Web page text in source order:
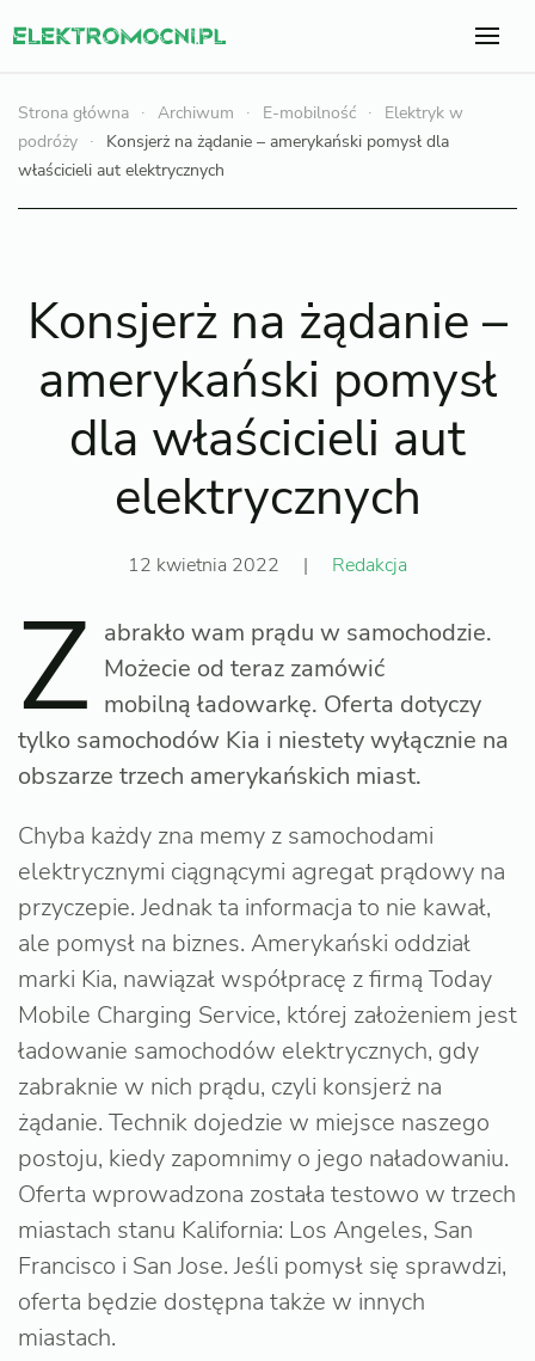
Strona główna Archiwum E-mobilność
Elektryk w
podróży
Konsjerż na żądanie – amerykański pomysł dla
właścicieli aut elektrycznych
Konsjerż na żądanie –
amerykański pomysł
dla właścicieli aut
elektrycznych
12 kwietnia 2022 | Redakcja
Z abrakło wam prądu w samochodzie.
Możecie od teraz zamówić
mobilną ładowarkę. Oferta dotyczy
tylko samochodów Kia i niestety wyłącznie na
obszarze trzech amerykańskich miast.
Chyba każdy zna memy z samochodami
elektrycznymi ciągnącymi agregat prądowy na
przyczepie. Jednak ta informacja to nie kawał,
ale pomysł na biznes. Amerykański oddział
marki Kia, nawiązał współpracę z firmą Today
Mobile Charging Service, której założeniem jest
ładowanie samochodów elektrycznych, gdy
zabraknie w nich prądu, czyli konsjerż na
żądanie. Technik dojedzie w miejsce naszego
postoju, kiedy zapomnimy o jego naładowaniu.
Oferta wprowadzona została testowo w trzech
miastach stanu Kalifornia: Los Angeles, San
Francisco i San Jose. Jeśli pomysł się sprawdzi,
oferta będzie dostępna także w innych
miastach.